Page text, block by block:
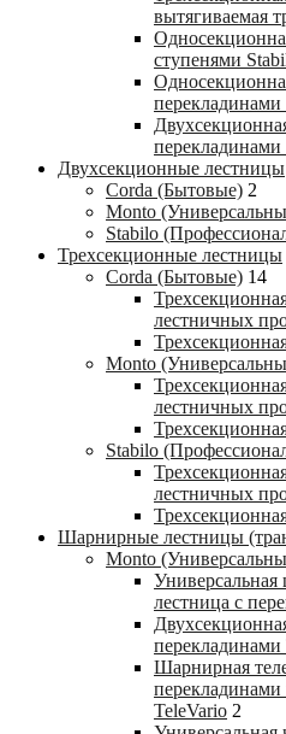
вытягиваемая
ступенями
перекладинами
перекладинами
Двухсекционные лестницы
Corda (Бытовые) 2
Monto
Stabilo
Трехсекционные лестницы
Corda (Бытовые) 14
лестничных
Monto
лестничных
Stabilo
лестничных
Шарнирные лестницы
Monto
Универсальная
лестница с
Шарнирная
TeleVario 2